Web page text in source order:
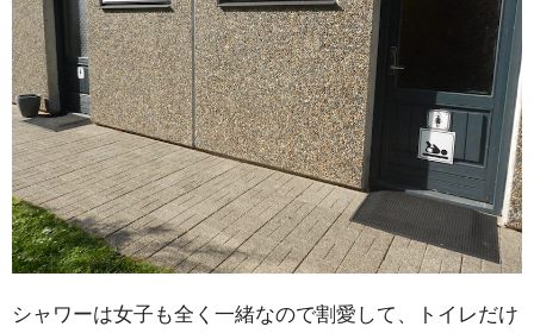
シャワーは女子も全く一緒なので割愛して、トイレだけ